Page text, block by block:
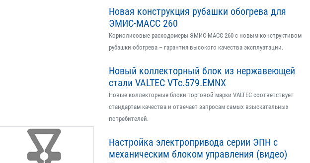
Новая конструкция рубашки обогрева для
ЭМИС-МАСС 260
Кориолисовые расходомеры ЭМИС-МАСС 260 с новым конструктивом
рубашки обогрева – гарантия высокого качества эксплуатации.
Новый коллекторный блок из нержавеющей
стали VALTEC VTс.579.EMNX
Новые коллекторные блоки торговой марки VALTEC соответствует
стандартам качества и отвечает запросам самых взыскательных
потребителей.
Настройка электропривода серии ЭПН с
механическим блоком управления (видео)